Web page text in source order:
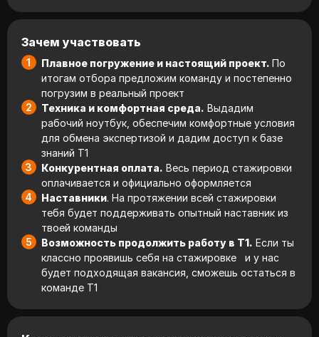
Зачем участвовать
Плавное погружение и настоящий проект. По
итогам отбора предложим команду и постепенно
погрузим в реальный проект
Техника и комфортная среда. Выдадим
рабочий ноутбук, обеспечим комфортные условия
для обмена экспертизой и дадим доступ к базе
знаний Т1
Конкурентная оплата. Весь период стажировки
оплачивается и официально оформляется
Наставники. На протяжении всей стажировки
тебя будет поддерживать опытный наставник из
твоей команды
Возможность продолжить работу в Т1. Если ты
классно проявишь себя на стажировке и у нас
будет подходящая вакансия, сможешь остаться в
команде Т1